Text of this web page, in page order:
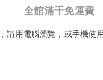
全館滿千免運費
請用電腦瀏覽，或手機使